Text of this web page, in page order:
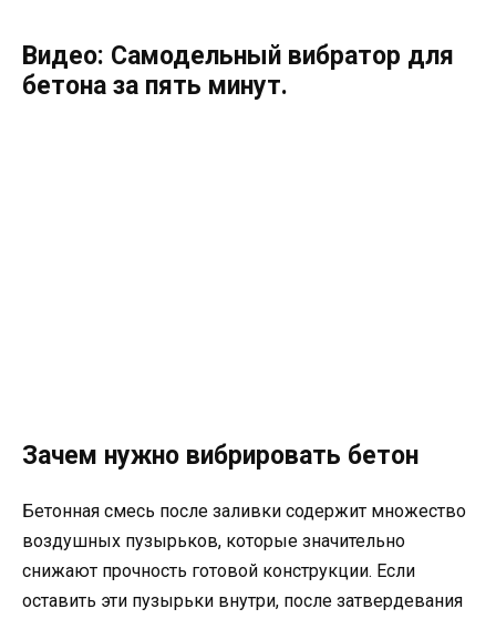
Видео: Самодельный вибратор для
бетона за пять минут.
Зачем нужно вибрировать бетон
Бетонная смесь после заливки содержит множество
воздушных пузырьков, которые значительно
снижают прочность готовой конструкции. Если
оставить эти пузырьки внутри, после затвердевания